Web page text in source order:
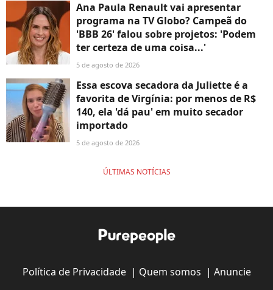
Ana Paula Renault vai apresentar
programa na TV Globo? Campeã do
'BBB 26' falou sobre projetos: 'Podem
ter certeza de uma coisa...'
5 de agosto de 2026
Essa escova secadora da Juliette é a
favorita de Virgínia: por menos de R$
140, ela 'dá pau' em muito secador
importado
5 de agosto de 2026
ÚLTIMAS NOTÍCIAS
Política de Privacidade| Quem somos | Anuncie